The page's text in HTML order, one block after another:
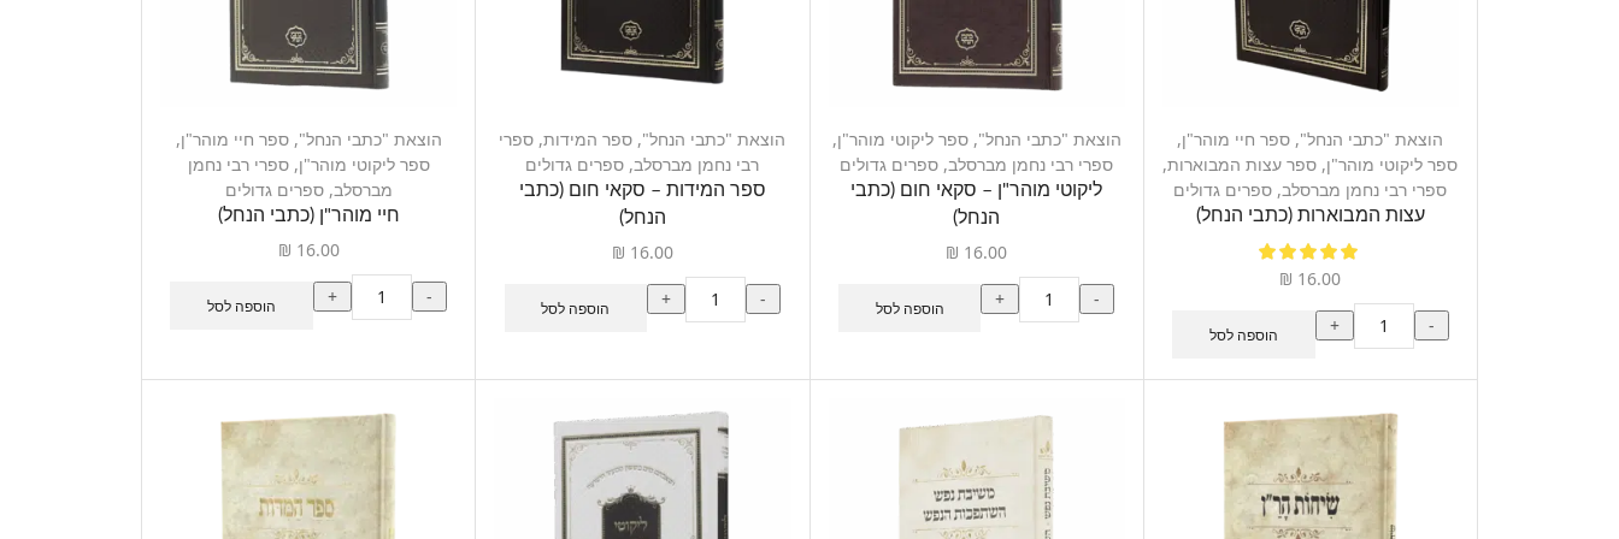
הוצאת "כתבי הנחל", ספר חיי מוהר"ן,
ספר ליקוטי מוהר"ן, ספר עצות המבוארות,
ספרי רבי נחמן מברסלב, ספרים גדולים
עצות המבוארות (כתבי הנחל)
₪ 16.00
-
+ הוספה לסל
הוצאת "כתבי הנחל",ספר ליקוטי מוהר"ן,
ספרי רבי נחמן מברסלב, ספרים גדולים
ליקוטי מוהר"ן – סקאי חום (כתבי
הנחל)
₪ 16.00
-
+ הוספה לסל
הוצאת "כתבי הנחל", ספר המידות, ספרי
רבי נחמן מברסלב, ספרים גדולים
ספר המידות – סקאי חום (כתבי
הנחל)
₪ 16.00
-
+ הוספה לסל
הוצאת "כתבי הנחל",ספר חיי מוהר"ן,
ספר ליקוטי מוהר"ן,ספרי רבי נחמן
מברסלב,ספרים גדולים
חיי מוהר"ן (כתבי הנחל)
₪ 16.00
-
+ הוספה לסל